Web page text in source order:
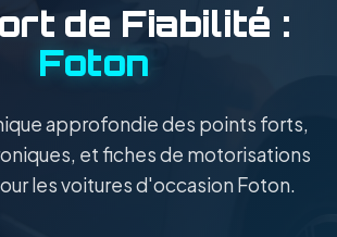
de Fiabilité :
Foton
approfondie des points forts,
et fiches de motorisations
les voitures d'occasion Foton.